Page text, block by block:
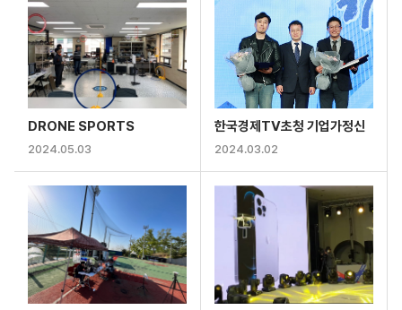
DRONE SPORTS
2024.05.03
한국경제TV초청 기업가정신
2024.03.02